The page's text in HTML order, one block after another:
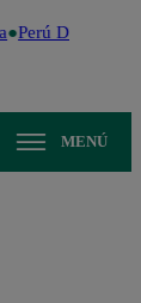
Perú Decide
MENÚ